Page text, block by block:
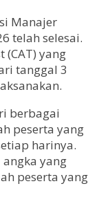
Manajer
telah selesai.
(CAT) yang
tanggal 3
berbagai
peserta yang
harinya.
yang
peserta yang